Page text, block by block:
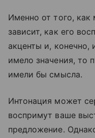
Именно от того,
зависит, как его
акценты и, конечно,
имело значения, то
имели бы смысла.
Интонация может
воспримут ваше
предложение.